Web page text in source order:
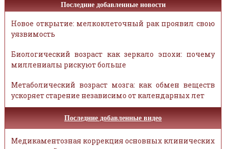
Последние добавленные новости
Новое открытие: мелкоклеточный рак проявил свою
уязвимость
Биологический возраст как зеркало эпохи: почему
миллениалы рискуют больше
Метаболический возраст мозга: как обмен веществ
ускоряет старение независимо от календарных лет
Последние добавленные видео
Медикаментозная коррекция основных клинических